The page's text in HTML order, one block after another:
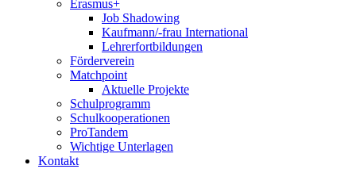
Erasmus+
Job Shadowing
Kaufmann/-frau International
Lehrerfortbildungen
Förderverein
Matchpoint
Aktuelle Projekte
Schulprogramm
Schulkooperationen
ProTandem
Wichtige Unterlagen
Kontakt